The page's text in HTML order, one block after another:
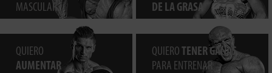
MASCULAR
DE LA GRASA
QUIERO
AUMENTAR
QUIERO TENER GANAS
PARA ENTRENAR